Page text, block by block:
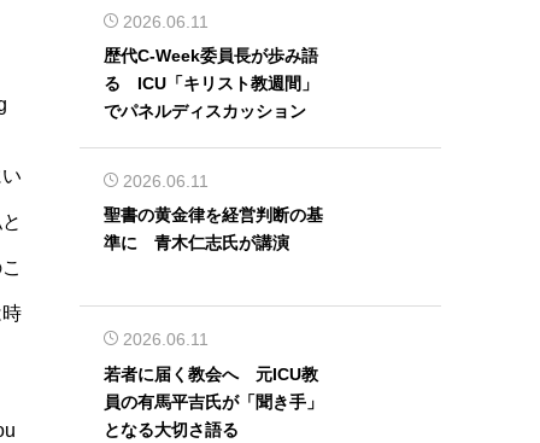
2026.06.11
歴代C-Week委員長が歩み語
る ICU「キリスト教週間」
でパネルディスカッション
2026.06.11
聖書の黄金律を経営判断の基
準に 青木仁志氏が講演
2026.06.11
若者に届く教会へ 元ICU教
員の有馬平吉氏が「聞き手」
となる大切さ語る